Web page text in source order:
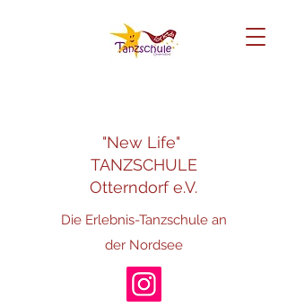
"New Life"
TANZSCHULE
Otterndorf e.V.
Die Erlebnis-Tanzschule an
der Nordsee